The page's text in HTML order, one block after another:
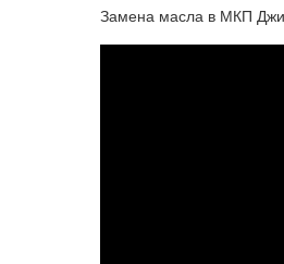
Замена масла в МКП